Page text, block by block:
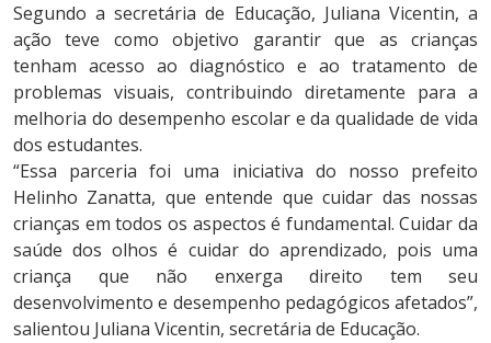
Segundo a secretária de Educação, Juliana Vicentin, a
ação teve como objetivo garantir que as crianças
tenham acesso ao diagnóstico e ao tratamento de
problemas visuais, contribuindo diretamente para a
melhoria do desempenho escolar e da qualidade de vida
dos estudantes.
“Essa parceria foi uma iniciativa do nosso prefeito
Helinho Zanatta, que entende que cuidar das nossas
crianças em todos os aspectos é fundamental. Cuidar da
saúde dos olhos é cuidar do aprendizado, pois uma
criança que não enxerga direito tem seu
desenvolvimento e desempenho pedagógicos afetados”,
salientou Juliana Vicentin, secretária de Educação.